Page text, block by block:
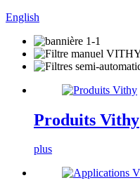
English
Produits Vithy
plus